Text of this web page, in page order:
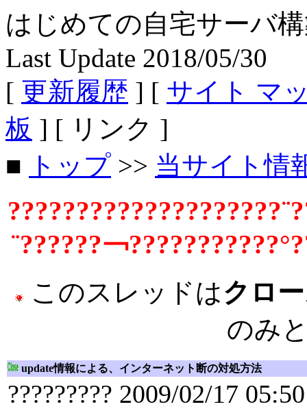
はじめての自宅サーバ構
Last Update 2018/05/30
[ 更新履歴 ] [ サイト マ
板 ] [ リンク ]
■
トップ >> 当サイト情
¨??????￢
このスレッドはクロ
のみ
update情報による、インターネット断の対処方法
????????? 2009/02/17 05:50